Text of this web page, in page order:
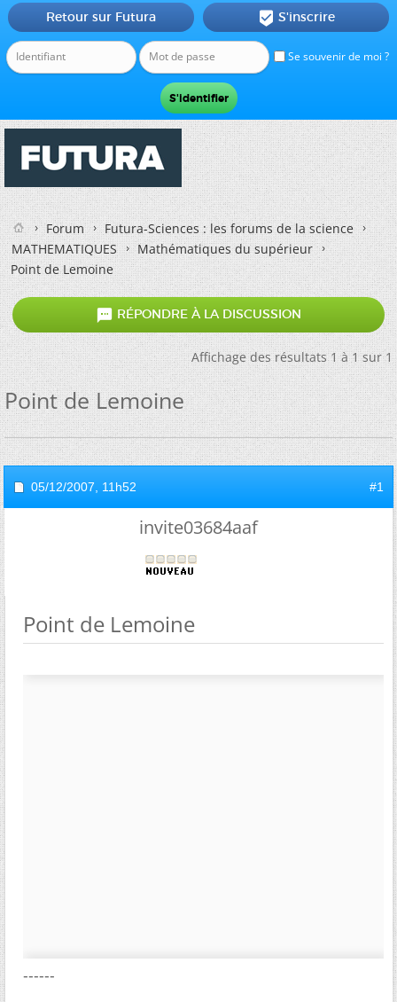
Se souvenir de moi ?
Retour sur Futura  S'inscrire
Forum
Futura-Sciences : les forums de la science
MATHEMATIQUES
Mathématiques du supérieur
Point de Lemoine
 RÉPONDRE À LA DISCUSSION
Affichage des résultats 1 à 1 sur 1
Point de Lemoine
05/12/2007, 11h52 #1
invite03684aaf
Point de Lemoine
------